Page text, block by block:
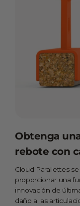
Obtenga
rebote con
Cloud Parallettes
proporcionar una
innovación de
daño a las